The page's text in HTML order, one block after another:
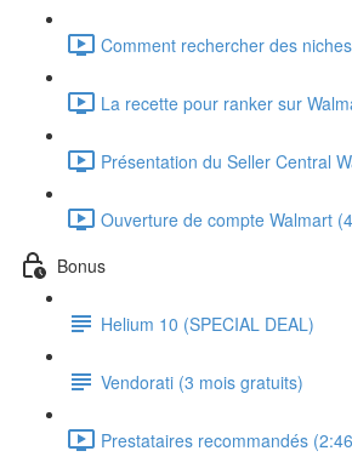
Comment rechercher des
La recette pour ranker sur
Présentation du Seller Central
Ouverture de compte Walmart
Bonus
Helium 10 (SPECIAL DEAL)
Vendorati (3 mois gratuits)
Prestataires recommandés